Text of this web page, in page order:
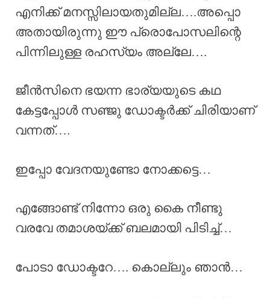
എനിക്ക് മനസ്സിലായതുമില്ല….അപ്പൊ
അതായിരുന്നു ഈ പ്രൊപോസലിന്റെ
പിന്നിലുള്ള രഹസ്യം അല്ലേ….
ജീൻസിനെ ഭയന്ന ഭാര്യയുടെ കഥ
കേട്ടപ്പോൾ സഞ്ജു ഡോക്ടർക്ക് ചിരിയാണ്
വന്നത്….
ഇപ്പോ വേദനയുണ്ടോ നോക്കട്ടെ…
എങ്ങോണ്ട് നിന്നോ ഒരു കൈ നീണ്ടു
വരവേ തമാശയ്ക്ക് ബലമായി പിടിച്ച്…
പോടാ ഡോക്ടറേ…. കൊല്ലും ഞാൻ…